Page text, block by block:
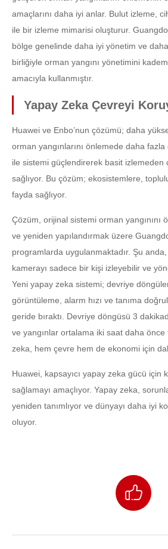
amaçlarını daha iyi anlar. Bulut izleme,
ile bir izleme mimarisi oluşturur.
bölge genelinde daha iyi yönetim ve daha
birliğiyle orman yangını yönetimini
amacıyla kullanmıştır.
Yapay Zeka Çevreyi
Huawei ve Enbo’nun çözümü; daha
orman yangınlarını önlemede daha
ile sistemi güçlendirerek basit izlemeden
sağlıyor. Bu çözüm; ekosistemlere,
fayda sağlıyor.
Çözüm, orijinal sistemi orman yangınını
ve yeniden yapılandırmak üzere
programlarda uygulanmaktadır. Şu
kamerayı sadece bir kişi izleyebilir ve
Yeni yapay zeka sistemi; devriye
görüntüleme, alarm hızı ve tanıma
geride bıraktı. Devriye döngüsü 3
ve yangınlar ortalama iki saat daha önce
zeka, hem çevre hem de ekonomi için
Huawei, kapsayıcı yapay zeka gücü için
sağlamayı amaçlıyor. Yapay zeka,
yeniden tanımlıyor ve dünyayı daha iyi
oluyor.